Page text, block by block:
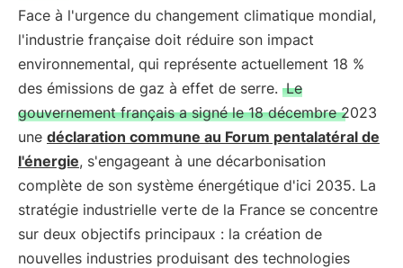
Face à l'urgence du changement climatique mondial,
l'industrie française doit réduire son impact
environnemental, qui représente actuellement 18 %
des émissions de gaz à effet de serre. Le
gouvernement français a signé le 18 décembre 2023
une déclaration commune au Forum pentalatéral de
l'énergie, s'engageant à une décarbonisation
complète de son système énergétique d'ici 2035. La
stratégie industrielle verte de la France se concentre
sur deux objectifs principaux : la création de
nouvelles industries produisant des technologies